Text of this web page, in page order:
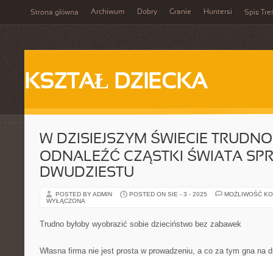
Strona główna Archiwum Dobry Granie Huntersi Spis
KSZTAŁ DZIECKA
W DZISIEJSZYM ŚWIECIE TRUDNO
ODNALEŹĆ CZĄSTKI ŚWIATA
DWUDZIESTU
POSTED BY ADMIN POSTED ON SIE - 3 - 2025
MOŻLIWOŚĆ
WYŁĄCZONA
Trudno byłoby wyobrazić sobie dzieciństwo bez zabawek
Własna firma nie jest prosta w prowadzeniu, a co za tym gna na